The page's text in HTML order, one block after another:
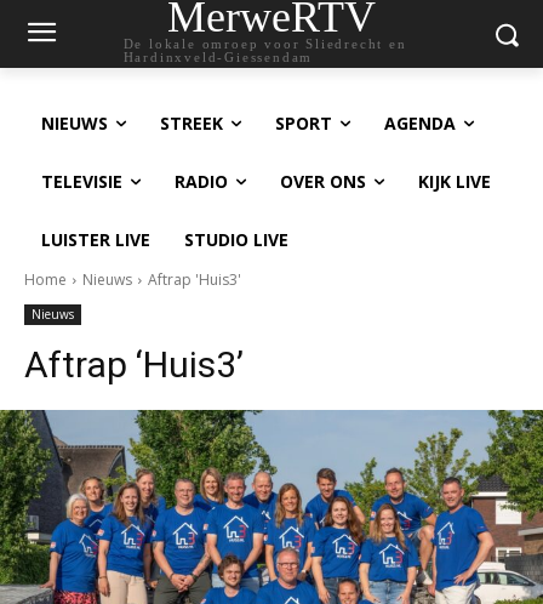
MerweRTV
De lokale omroep voor Sliedrecht en
Hardinxveld-Giessendam
NIEUWS STREEK SPORT AGENDA
TELEVISIE RADIO OVER ONS KIJK LIVE
LUISTER LIVE STUDIO LIVE
Home Nieuws Aftrap 'Huis3'
Nieuws
Aftrap ‘Huis3’